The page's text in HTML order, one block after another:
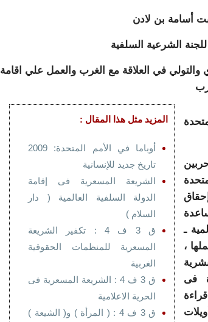
أسامة بن لادن
الشرعية السلفية
والتولي في العلاقة مع الغرب والعمل علي اقامة
المزيد مثل هذا المقال :
أوباما في الأمم المتحدة: 2009
تاريخ جديد للإنسانية
الشريعة المسعرية فى إقامة
الدولة السلفية العالمية ( دار
السلام )
ق 3 ف 4 : تكفير الشريعة
المسعرية للمنظمات الحقوقية
الغربية
ق 3 ف 4 : الشريعة المسعرية فى
الحرية الاعلامية
ق 3 ف 4 : ( المرأة ) و( الشيعة )
ـ
،
فى